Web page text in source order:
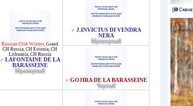
Russian Club Winner, Grand
CH Russia, CH Estonia, CH
Lithuania, CH Russia
♂ LAFONTAINE DE LA
BARASSEINE
Мраморный
♂ J.INVICTUS DI VENDRA
NERA
Мраморный
♀ GOJIRA DE LA BARASSEINE
Черный
[💾